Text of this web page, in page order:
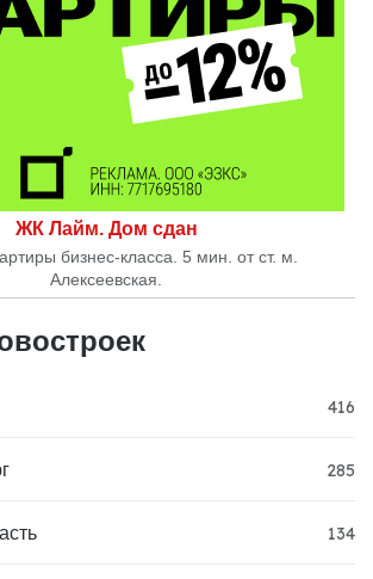
ЖК Лайм. Дом сдан
бизнес-класса. 5 мин. от ст. м.
Алексеевская.
416
285
134